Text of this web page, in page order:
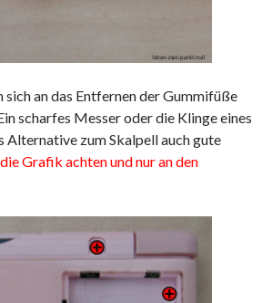
an das Entfernen der Gummifüße
scharfes Messer oder die Klinge eines
Alternative zum Skalpell auch gute
Grafik achten und nur an den